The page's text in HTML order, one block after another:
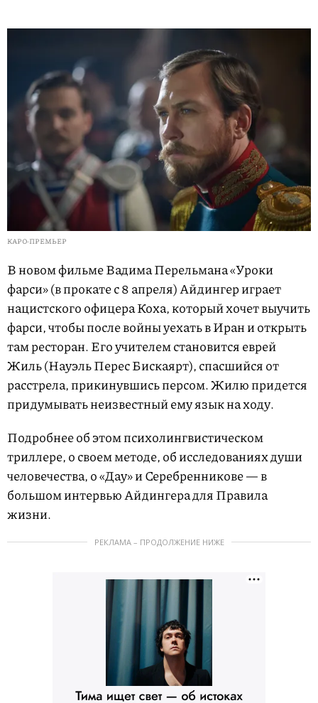
КАРО-ПРЕМЬЕР
В новом фильме Вадима Перельмана «Уроки
фарси» (в прокате с 8 апреля) Айдингер играет
нацистского офицера Коха, который хочет выучить
фарси, чтобы после войны уехать в Иран и открыть
там ресторан. Его учителем становится еврей
Жиль (Науэль Перес Бискаярт), спасшийся от
расстрела, прикинувшись персом. Жилю придется
придумывать неизвестный ему язык на ходу.
Подробнее об этом психолингвистическом
триллере, о своем методе, об исследованиях души
человечества, о «Дау» и Серебренникове — в
большом интервью Айдингера для Правила
жизни.
РЕКЛАМА – ПРОДОЛЖЕНИЕ НИЖЕ